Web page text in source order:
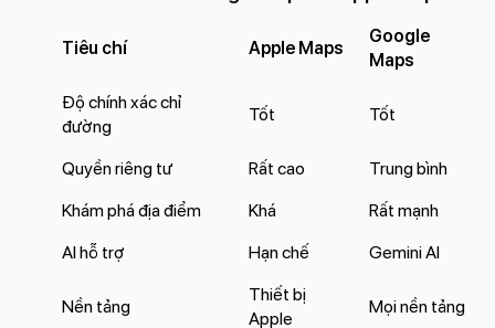
Tiêu chí Apple Maps
Google
Maps
Độ chính xác chỉ
đường
Tốt Tốt
Quyền riêng tư Rất cao
Trung bình
Khám phá địa điểm
Khá
Rất mạnh
AI hỗ trợ
Hạn chế Gemini AI
Nền tảng
Thiết bị
Apple
Mọi nền tảng